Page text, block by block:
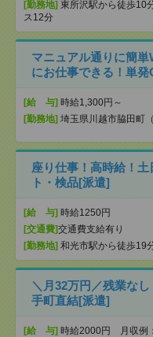
[勤務地] 東所沢駅から徒歩10
ス12分
マニュアル通りに簡
にお仕事できる！単
[給 与] 時給1,300円～
[勤務地] 埼玉県川越市脇田町
座り仕事！高時給！
ト・検品[派遣]
[給 与] 時給1250円
[交通費]交通費支給有り
[勤務地] 和光市駅から徒歩19
＼月32万円／残業な
手町直結[派遣]
[給 与] 時給2000円 月収例